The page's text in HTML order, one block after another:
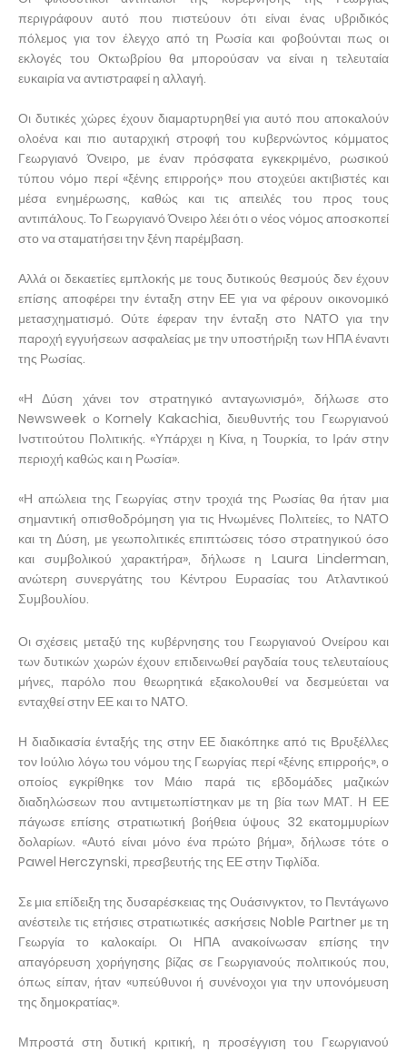
περιγράφουν αυτό που πιστεύουν ότι είναι ένας υβριδικός
πόλεμος για τον έλεγχο από τη Ρωσία και φοβούνται πως οι
εκλογές του Οκτωβρίου θα μπορούσαν να είναι η τελευταία
ευκαιρία να αντιστραφεί η αλλαγή.
Οι δυτικές χώρες έχουν διαμαρτυρηθεί για αυτό που αποκαλούν
ολοένα και πιο αυταρχική στροφή του κυβερνώντος κόμματος
Γεωργιανό Όνειρο, με έναν πρόσφατα εγκεκριμένο, ρωσικού
τύπου νόμο περί «ξένης επιρροής» που στοχεύει ακτιβιστές και
μέσα ενημέρωσης, καθώς και τις απειλές του προς τους
αντιπάλους. Το Γεωργιανό Όνειρο λέει ότι ο νέος νόμος αποσκοπεί
στο να σταματήσει την ξένη παρέμβαση.
Αλλά οι δεκαετίες εμπλοκής με τους δυτικούς θεσμούς δεν έχουν
επίσης αποφέρει την ένταξη στην ΕΕ για να φέρουν οικονομικό
μετασχηματισμό. Ούτε έφεραν την ένταξη στο ΝΑΤΟ για την
παροχή εγγυήσεων ασφαλείας με την υποστήριξη των ΗΠΑ έναντι
της Ρωσίας.
«Η Δύση χάνει τον στρατηγικό ανταγωνισμό», δήλωσε στο
Newsweek ο Kornely Kakachia, διευθυντής του Γεωργιανού
Ινστιτούτου Πολιτικής. «Υπάρχει η Κίνα, η Τουρκία, το Ιράν στην
περιοχή καθώς και η Ρωσία».
«Η απώλεια της Γεωργίας στην τροχιά της Ρωσίας θα ήταν μια
σημαντική οπισθοδρόμηση για τις Ηνωμένες Πολιτείες, το ΝΑΤΟ
και τη Δύση, με γεωπολιτικές επιπτώσεις τόσο στρατηγικού όσο
και συμβολικού χαρακτήρα», δήλωσε η Laura Linderman,
ανώτερη συνεργάτης του Κέντρου Ευρασίας του Ατλαντικού
Συμβουλίου.
Οι σχέσεις μεταξύ της κυβέρνησης του Γεωργιανού Ονείρου και
των δυτικών χωρών έχουν επιδεινωθεί ραγδαία τους τελευταίους
μήνες, παρόλο που θεωρητικά εξακολουθεί να δεσμεύεται να
ενταχθεί στην ΕΕ και το ΝΑΤΟ.
Η διαδικασία ένταξής της στην ΕΕ διακόπηκε από τις Βρυξέλλες
τον Ιούλιο λόγω του νόμου της Γεωργίας περί «ξένης επιρροής», ο
οποίος εγκρίθηκε τον Μάιο παρά τις εβδομάδες μαζικών
διαδηλώσεων που αντιμετωπίστηκαν με τη βία των ΜΑΤ. Η ΕΕ
πάγωσε επίσης στρατιωτική βοήθεια ύψους 32 εκατομμυρίων
δολαρίων. «Αυτό είναι μόνο ένα πρώτο βήμα», δήλωσε τότε ο
Pawel Herczynski, πρεσβευτής της ΕΕ στην Τιφλίδα.
Σε μια επίδειξη της δυσαρέσκειας της Ουάσινγκτον, το Πεντάγωνο
ανέστειλε τις ετήσιες στρατιωτικές ασκήσεις Noble Partner με τη
Γεωργία το καλοκαίρι. Οι ΗΠΑ ανακοίνωσαν επίσης την
απαγόρευση χορήγησης βίζας σε Γεωργιανούς πολιτικούς που,
όπως είπαν, ήταν «υπεύθυνοι ή συνένοχοι για την υπονόμευση
της δημοκρατίας».
Μπροστά στη δυτική κριτική, η προσέγγιση του Γεωργιανού